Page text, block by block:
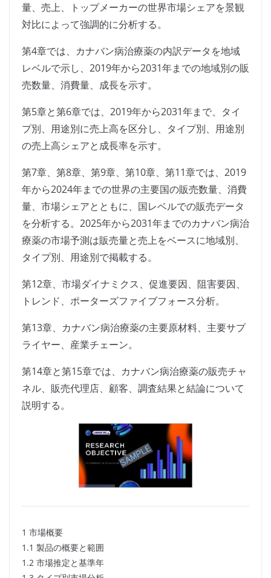
量、売上、トップメーカーの世界市場シェアを景観
対比によって強調的に分析する。
第4章では、カナバン病治療薬の内訳データを地域
レベルで示し、2019年から2031年までの地域別の販
売数量、消費量、成長を示す。
第5章と第6章では、2019年から2031年まで、タイ
プ別、用途別に売上高を区分し、タイプ別、用途別
の売上高シェアと成長率を示す。
第7章、第8章、第9章、第10章、第11章では、2019
年から2024年までの世界の主要国の販売数量、消費
量、市場シェアとともに、国レベルでの販売データ
を分析する。2025年から2031年までのカナバン病治
療薬の市場予測は販売量と売上をベースに地域別、
タイプ別、用途別で掲載する。
第12章、市場ダイナミクス、促進要因、阻害要因、
トレンド、ポーターズファイブフォース分析。
第13章、カナバン病治療薬の主要原材料、主要サプ
ライヤー、産業チェーン。
第14章と第15章では、カナバン病治療薬の販売チャ
ネル、販売代理店、顧客、調査結果と結論について
説明する。
1 市場概要
1.1 製品の概要と範囲
1.2 市場推定と基準年